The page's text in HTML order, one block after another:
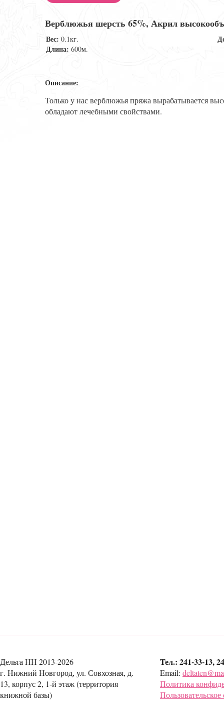
Верблюжья шерсть 65%, Акрил
Вес: 0.1кг.
Длина: 600м.
Описание:
Только у нас верблюжья пряжа вырабатывается
обладают лечебными свойствами.
Дельта НН 2013-2026
г. Нижний Новгород, ул. Совхозная, д.
13, корпус 2, 1-й этаж (территория
книжной базы)
Тел.: 241-33-13,
Email:
Политика